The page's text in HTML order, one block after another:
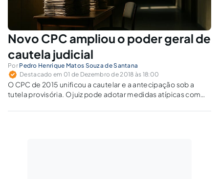
Novo CPC ampliou o poder geral de
cautela judicial
Por Pedro Henrique Matos Souza de Santana
Destacado em 01 de Dezembro de 2018 às 18:00
O CPC de 2015 unificou a cautelar e a antecipação sob a
tutela provisória. O juiz pode adotar medidas atípicas com